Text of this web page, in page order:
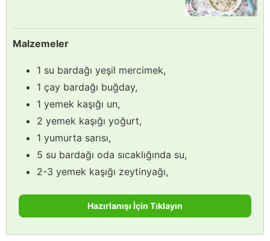
Malzemeler
1 su bardağı yeşil mercimek,
1 çay bardağı buğday,
1 yemek kaşığı un,
2 yemek kaşığı yoğurt,
1 yumurta sarısı,
5 su bardağı oda sıcaklığında su,
2-3 yemek kaşığı zeytinyağı,
Hazırlanışı İçin Tıklayın